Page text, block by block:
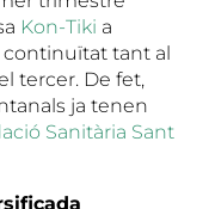
Kon-Tiki a
continuïtat tant al
tercer. De fet,
ja tenen
Sanitària Sant